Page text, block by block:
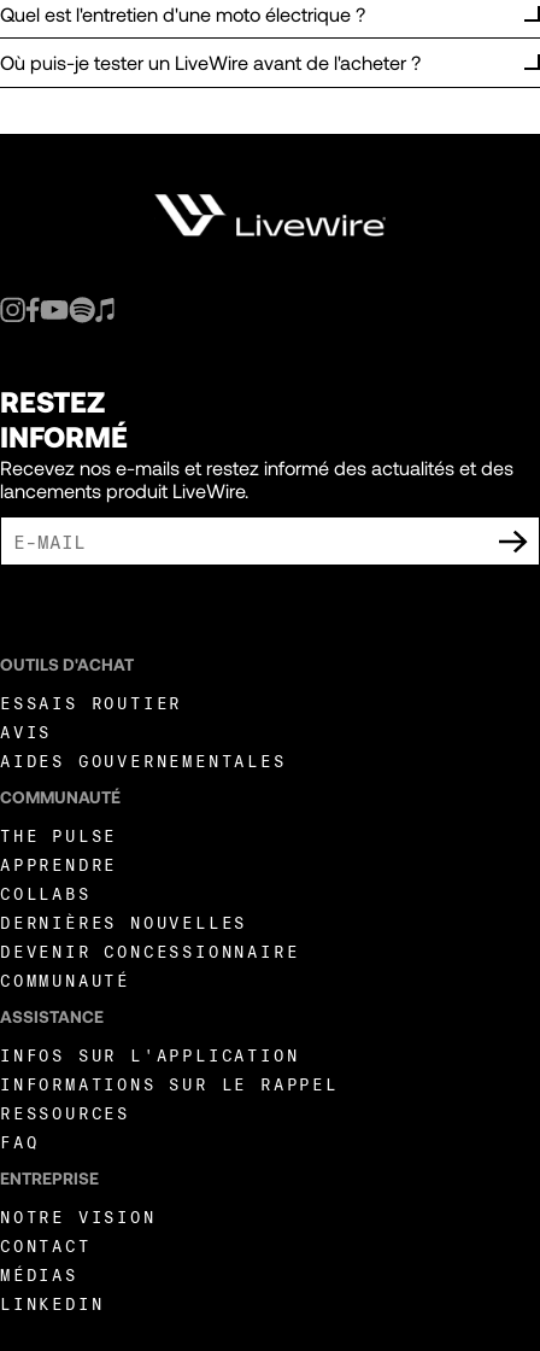
Quel est l'entretien d'une moto électrique ?
Où puis-je tester un LiveWire avant de l'acheter ?
RESTEZ
INFORMÉ
Recevez nos e-mails et restez informé des actualités et des
lancements produit LiveWire.
OUTILS D'ACHAT
ESSAIS ROUTIER
AVIS
AIDES GOUVERNEMENTALES
COMMUNAUTÉ
THE PULSE
APPRENDRE
COLLABS
DERNIÈRES NOUVELLES
DEVENIR CONCESSIONNAIRE
COMMUNAUTÉ
ASSISTANCE
INFOS SUR L'APPLICATION
INFORMATIONS SUR LE RAPPEL
RESSOURCES
FAQ
ENTREPRISE
NOTRE VISION
CONTACT
MÉDIAS
LINKEDIN